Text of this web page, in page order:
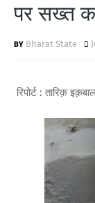
पर सख्त
Bharat State
रिपोर्ट : तारिक़